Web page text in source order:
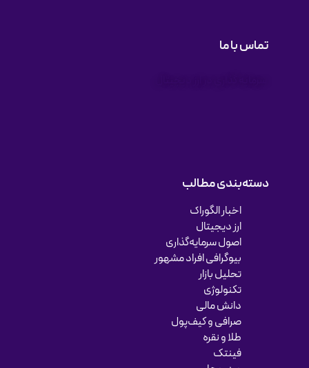
تماس با ما
دسته‌بندی مطالب
اخبار الگوراک
ارز دیجیتال
اصول سرمایه‌گذاری
بیوگرافی افراد مشهور
تحلیل بازار
تکنولوژی
دانش مالی
صرافی و کیف‌پول
طلا و نقره
فینتک